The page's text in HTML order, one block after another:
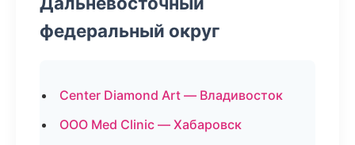
федеральный округ
Center Diamond Art — Владивосток
ООО Med Clinic — Хабаровск